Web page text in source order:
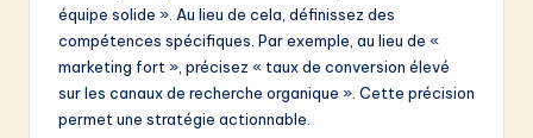
équipe solide ». Au lieu de cela, définissez des
compétences spécifiques. Par exemple, au lieu de «
marketing fort », précisez « taux de conversion élevé
sur les canaux de recherche organique ». Cette précision
permet une stratégie actionnable.